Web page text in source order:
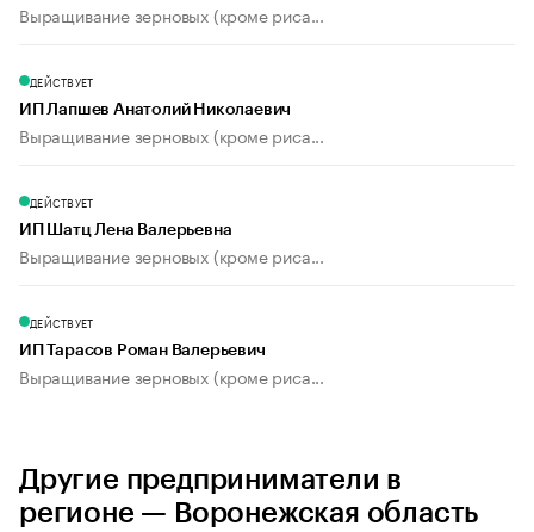
Выращивание зерновых (кроме риса...
ДЕЙСТВУЕТ
ИП Лапшев Анатолий Николаевич
Выращивание зерновых (кроме риса...
ДЕЙСТВУЕТ
ИП Шатц Лена Валерьевна
Выращивание зерновых (кроме риса...
ДЕЙСТВУЕТ
ИП Тарасов Роман Валерьевич
Выращивание зерновых (кроме риса...
Другие предприниматели в
регионе — Воронежская область